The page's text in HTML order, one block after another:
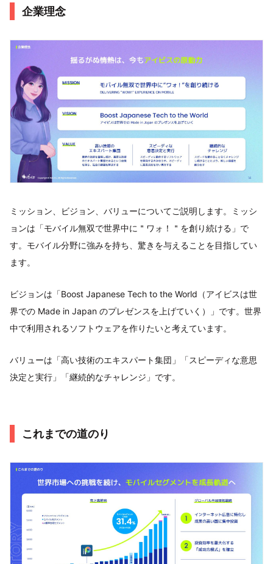
企業理念
ミッション、ビジョン、バリューについてご説明します。ミッシ
ョンは「モバイル無双で世界中に＂ワォ！＂を創り続ける」で
す。モバイル分野に強みを持ち、驚きを与えることを目指してい
ます。
ビジョンは「Boost Japanese Tech to the World（アイビスは世
界での Made in Japan のプレゼンスを上げていく）」です。世界
中で利用されるソフトウェアを作りたいと考えています。
バリューは「高い技術のエキスパート集団」「スピーディな意思
決定と実行」「継続的なチャレンジ」です。
これまでの道のり